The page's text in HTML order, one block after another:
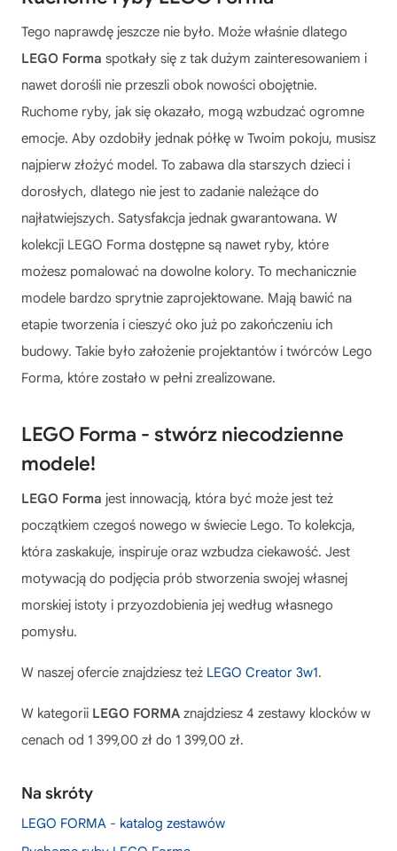
Tego naprawdę jeszcze nie było. Może właśnie dlatego
LEGO Forma spotkały się z tak dużym zainteresowaniem i
nawet dorośli nie przeszli obok nowości obojętnie.
Ruchome ryby, jak się okazało, mogą wzbudzać ogromne
emocje. Aby ozdobiły jednak półkę w Twoim pokoju, musisz
najpierw złożyć model. To zabawa dla starszych dzieci i
dorosłych, dlatego nie jest to zadanie należące do
najłatwiejszych. Satysfakcja jednak gwarantowana. W
kolekcji LEGO Forma dostępne są nawet ryby, które
możesz pomalować na dowolne kolory. To mechanicznie
modele bardzo sprytnie zaprojektowane. Mają bawić na
etapie tworzenia i cieszyć oko już po zakończeniu ich
budowy. Takie było założenie projektantów i twórców Lego
Forma, które zostało w pełni zrealizowane.
LEGO Forma - stwórz niecodzienne
modele!
LEGO Forma jest innowacją, która być może jest też
początkiem czegoś nowego w świecie Lego. To kolekcja,
która zaskakuje, inspiruje oraz wzbudza ciekawość. Jest
motywacją do podjęcia prób stworzenia swojej własnej
morskiej istoty i przyozdobienia jej według własnego
pomysłu.
W naszej ofercie znajdziesz też LEGO Creator 3w1.
W kategorii LEGO FORMA znajdziesz 4 zestawy klocków w
cenach od 1 399,00 zł do 1 399,00 zł.
Na skróty
LEGO FORMA - katalog zestawów